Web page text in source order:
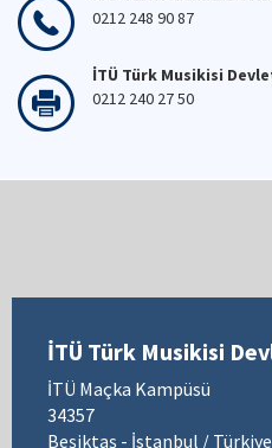
0212 248 90 87
İTÜ Türk Musikisi
0212 240 27 50
İTÜ Türk Musikisi
İTÜ Maçka Kampüsü
34357
Beşiktaş - İstanbul / Türkiye